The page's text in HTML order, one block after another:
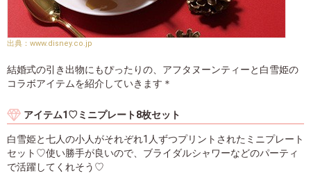
www.disney.co.jp
結婚式の引き出物にもぴったりの、アフタヌーンティーと白雪姫の
コラボアイテムを紹介していきます＊
アイテム1♡ミニプレート8枚セット
白雪姫と七人の小人がそれぞれ1人ずつプリントされたミニプレート
セット♡使い勝手が良いので、ブライダルシャワーなどのパーティ
で活躍してくれそう♡